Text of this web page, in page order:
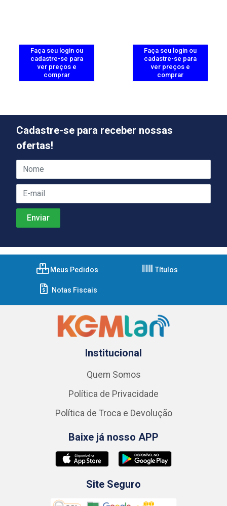
Faça seu login ou
cadastre-se para
ver preços e
comprar
Faça seu login ou
cadastre-se para
ver preços e
comprar
Cadastre-se para receber nossas
ofertas!
Meus Pedidos Títulos
Notas Fiscais
Institucional
Quem Somos
Política de Privacidade
Política de Troca e Devolução
Baixe já nosso APP
Site Seguro